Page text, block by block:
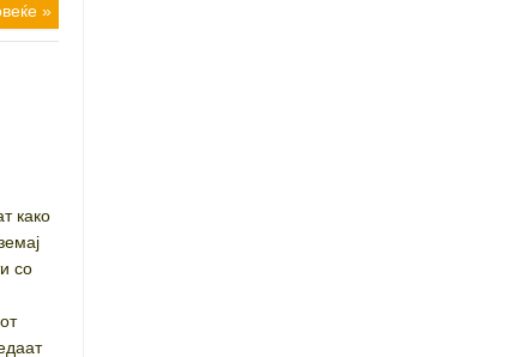
»
како
со